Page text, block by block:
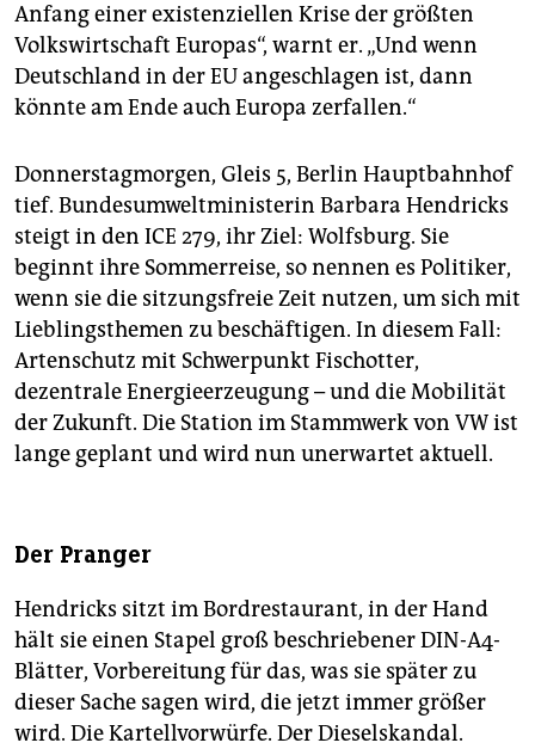
Anfang einer existenziellen Krise der größten
Volkswirtschaft Europas“, warnt er. „Und wenn
Deutschland in der EU angeschlagen ist, dann
könnte am Ende auch Europa zerfallen.“
Donnerstagmorgen, Gleis 5, Berlin Hauptbahnhof
tief. Bundesumweltministerin Barbara Hendricks
steigt in den ICE 279, ihr Ziel: Wolfsburg. Sie
beginnt ihre Sommerreise, so nennen es Politiker,
wenn sie die sitzungsfreie Zeit nutzen, um sich mit
Lieblingsthemen zu beschäftigen. In diesem Fall:
Artenschutz mit Schwerpunkt Fischotter,
dezentrale Energieerzeugung – und die Mobilität
der Zukunft. Die Station im Stammwerk von VW ist
lange geplant und wird nun unerwartet aktuell.
Der Pranger
Hendricks sitzt im Bordrestaurant, in der Hand
hält sie einen Stapel groß beschriebener DIN-A4-
Blätter, Vorbereitung für das, was sie später zu
dieser Sache sagen wird, die jetzt immer größer
wird. Die Kartellvorwürfe. Der Dieselskandal.